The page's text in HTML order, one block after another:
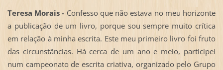
Teresa Morais - Confesso que não estava no meu horizonte
a publicação de um livro, porque sou sempre muito crítica
em relação à minha escrita. Este meu primeiro livro foi fruto
das circunstâncias. Há cerca de um ano e meio, participei
num campeonato de escrita criativa, organizado pelo Grupo